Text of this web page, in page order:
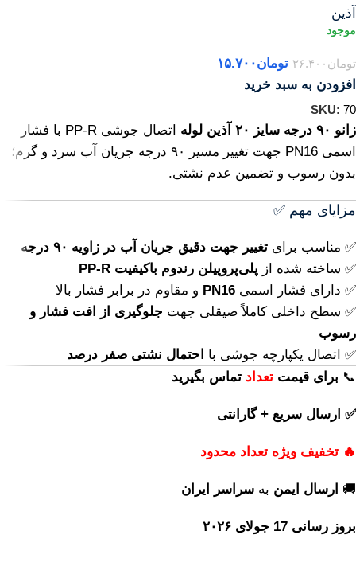
آذین
تومان۲۶.۴۰۰ تومان۱۵.۷۰۰
افزودن به سبد خرید
SKU: 70
زانو ۹۰ درجه سایز ۲۰ آذین لوله
اتصال جوشی PP-R با فشار
اسمی PN16 جهت تغییر مسیر ۹۰ درجه جریان آب سرد و گرم؛
بدون رسوب و تضمین عدم نشتی.
مزایای مهم ✅
✅ مناسب برای تغییر جهت دقیق جریان آب در زاویه ۹۰ درجه
✅ ساخته شده از پلی‌پروپیلن رندوم باکیفیت PP-R
✅ دارای فشار اسمی PN16 و مقاوم در برابر فشار بالا
✅ سطح داخلی کاملاً صیقلی جهت جلوگیری از افت فشار و
رسوب
✅ اتصال یکپارچه جوشی با
احتمال نشتی صفر درصد
📞 برای قیمت تعداد تماس بگیرید
✅ ارسال سریع + گارانتی
🔥 تخفیف ویژه تعداد محدود
🚚 ارسال ایمن به سراسر ایران
بروز رسانی 17 جولای ۲۰۲۶